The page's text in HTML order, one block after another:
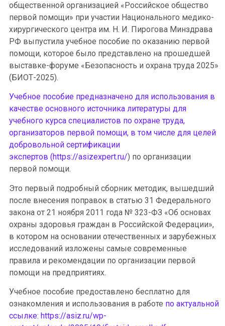
общественной организацией «Российское общество
первой помощи» при участии Национального медико-
хирургического центра им. Н. И. Пирогова Минздрава
РФ выпустила учебное пособие по оказанию первой
помощи, которое было представлено на прошедшей
выставке-форуме «Безопасность и охрана труда 2025»
(БИОТ-2025).
Учебное пособие предназначено для использования в
качестве основного источника литературы для
учебного курса специалистов по охране труда,
организаторов первой помощи, в том числе для целей
добровольной сертификации
экспертов (https://asizexpert.ru/) по организации
первой помощи.
Это первый подробный сборник методик, вышедший
после внесения поправок в статью 31 Федерального
закона от 21 ноября 2011 года № 323-ФЗ «Об основах
охраны здоровья граждан в Российской Федерации»,
в котором на основании отечественных и зарубежных
исследований изложены самые современные
правила и рекомендации по организации первой
помощи на предприятиях.
Учебное пособие предоставлено бесплатно для
ознакомления и использования в работе по актуальной
ссылке: https://asiz.ru/wp-